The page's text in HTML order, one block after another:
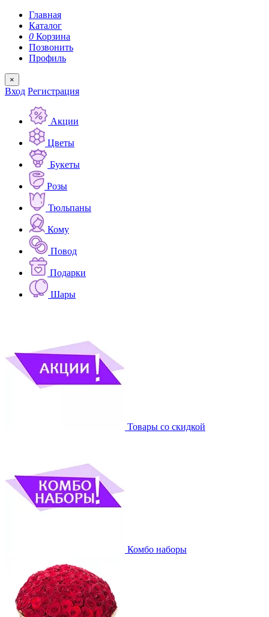
Главная
Каталог
0 Корзина
Позвонить
Профиль
×
Вход Регистрация
Акции
Цветы
Букеты
Розы
Тюльпаны
Кому
Повод
Подарки
Шары
Товары со скидкой
Комбо наборы